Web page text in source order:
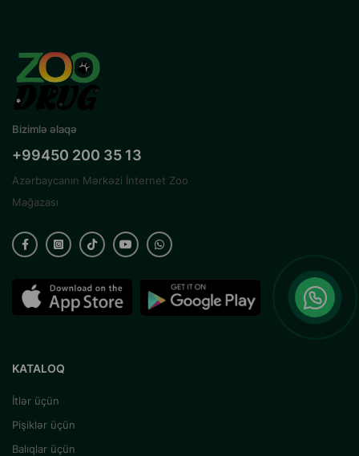
Bizimlə əlaqə
+99450 200 35 13
Azərbaycanın Mərkəzi İnternet Zoo
Mağazası
KATALOQ
İtlər üçün
Pişiklər üçün
Balıqlar üçün